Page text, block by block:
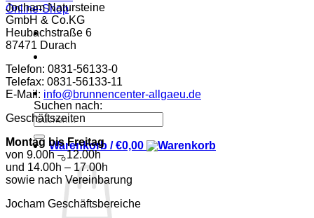
Suchen nach:
Warenkorb /€0,00
Jocham Natursteine
GmbH & Co.KG
Heubachstraße 6
87471 Durach
Telefon: 0831-56133-0
Telefax: 0831-56133-11
E-Mail: info@brunnencenter-allgaeu.de
Geschäftszeiten
Montag bis Freitag
von 9.00h – 12.00h
und 14.00h – 17.00h
sowie nach Vereinbarung
Jocham Geschäftsbereiche